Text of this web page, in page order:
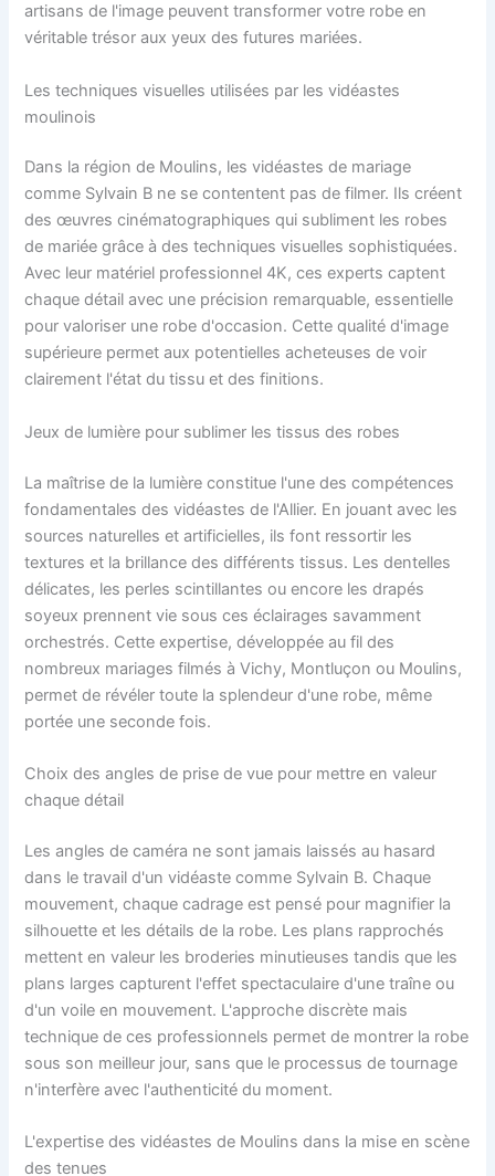
artisans de l'image peuvent transformer votre robe en
véritable trésor aux yeux des futures mariées.
Les techniques visuelles utilisées par les vidéastes
moulinois
Dans la région de Moulins, les vidéastes de mariage
comme Sylvain B ne se contentent pas de filmer. Ils créent
des œuvres cinématographiques qui subliment les robes
de mariée grâce à des techniques visuelles sophistiquées.
Avec leur matériel professionnel 4K, ces experts captent
chaque détail avec une précision remarquable, essentielle
pour valoriser une robe d'occasion. Cette qualité d'image
supérieure permet aux potentielles acheteuses de voir
clairement l'état du tissu et des finitions.
Jeux de lumière pour sublimer les tissus des robes
La maîtrise de la lumière constitue l'une des compétences
fondamentales des vidéastes de l'Allier. En jouant avec les
sources naturelles et artificielles, ils font ressortir les
textures et la brillance des différents tissus. Les dentelles
délicates, les perles scintillantes ou encore les drapés
soyeux prennent vie sous ces éclairages savamment
orchestrés. Cette expertise, développée au fil des
nombreux mariages filmés à Vichy, Montluçon ou Moulins,
permet de révéler toute la splendeur d'une robe, même
portée une seconde fois.
Choix des angles de prise de vue pour mettre en valeur
chaque détail
Les angles de caméra ne sont jamais laissés au hasard
dans le travail d'un vidéaste comme Sylvain B. Chaque
mouvement, chaque cadrage est pensé pour magnifier la
silhouette et les détails de la robe. Les plans rapprochés
mettent en valeur les broderies minutieuses tandis que les
plans larges capturent l'effet spectaculaire d'une traîne ou
d'un voile en mouvement. L'approche discrète mais
technique de ces professionnels permet de montrer la robe
sous son meilleur jour, sans que le processus de tournage
n'interfère avec l'authenticité du moment.
L'expertise des vidéastes de Moulins dans la mise en scène
des tenues